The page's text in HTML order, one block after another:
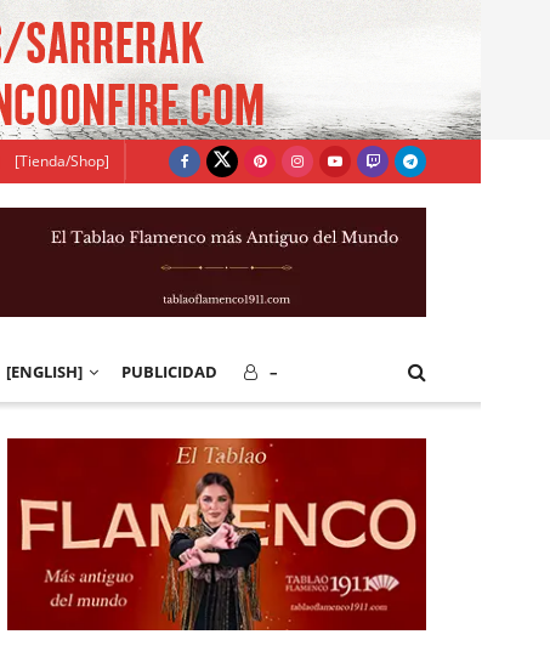
[Tienda/Shop]
[ENGLISH] PUBLICIDAD –